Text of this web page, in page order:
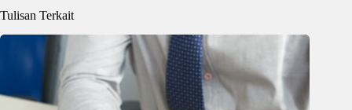
Tulisan Terkait